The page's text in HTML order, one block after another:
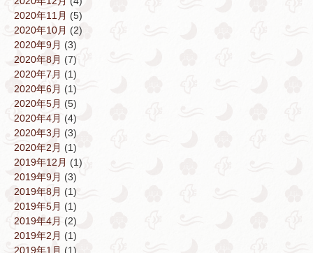
2020年11月 (5)
2020年10月 (2)
2020年9月 (3)
2020年8月 (7)
2020年7月 (1)
2020年6月 (1)
2020年5月 (5)
2020年4月 (4)
2020年3月 (3)
2020年2月 (1)
2019年12月 (1)
2019年9月 (3)
2019年8月 (1)
2019年5月 (1)
2019年4月 (2)
2019年2月 (1)
2019年1月 (1)